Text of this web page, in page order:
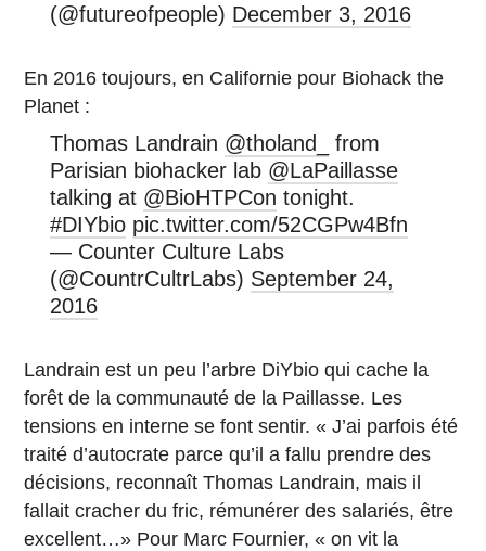
(@futureofpeople) December 3, 2016
En 2016 toujours, en Californie pour Biohack the
Planet :
Thomas Landrain @tholand_
from
Parisian biohacker lab @LaPaillasse
talking at @BioHTPCon tonight.
#DIYbio pic.twitter.com/52CGPw4Bfn
— Counter Culture Labs
(@CountrCultrLabs) September 24,
2016
Landrain est un peu l’arbre DiYbio qui cache la
forêt de la communauté de la Paillasse. Les
tensions en interne se font sentir. « J’ai parfois été
traité d’autocrate parce qu’il a fallu prendre des
décisions, reconnaît Thomas Landrain, mais il
fallait cracher du fric, rémunérer des salariés, être
excellent…» Pour Marc Fournier, « on vit la